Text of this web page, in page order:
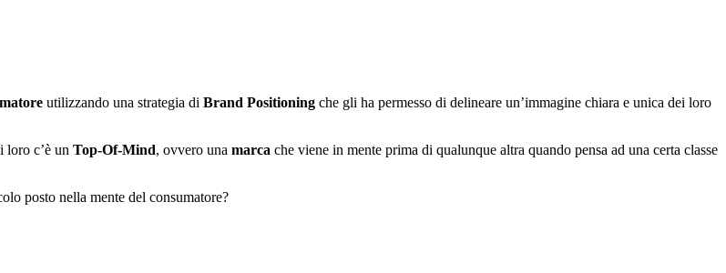
utilizzando una strategia di Brand Positioning che gli ha permesso di delineare un’immagine chiara e unica dei loro
loro c’è un Top-Of-Mind, ovvero una marca che viene in mente prima di qualunque altra quando pensa ad una certa classe
posto nella mente del consumatore?